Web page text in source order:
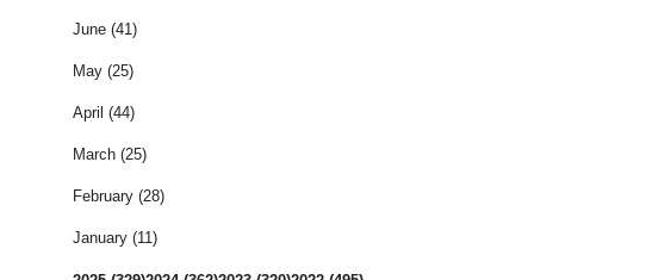
June (41)
May (25)
April (44)
March (25)
February (28)
January (11)